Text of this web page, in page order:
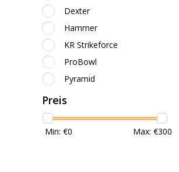
Dexter
Hammer
KR Strikeforce
ProBowl
Pyramid
Preis
Min: €0 Max: €300